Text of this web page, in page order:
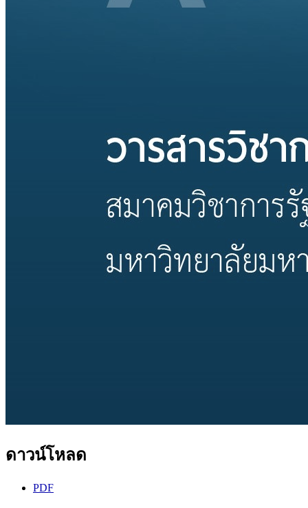
ดาวน์โหลด
PDF